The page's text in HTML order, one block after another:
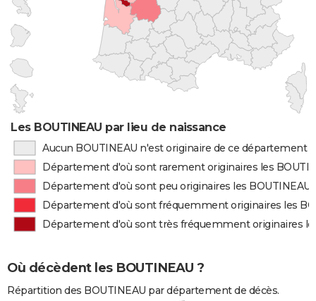
Les BOUTINEAU par lieu de naissance
Aucun BOUTINEAU n'est originaire de ce département
Département d'où sont rarement originaires les
Département d'où sont peu originaires les BOUTINEAU
Département d'où sont fréquemment originaires les
Département d'où sont très fréquemment originaires
Où décèdent les BOUTINEAU ?
Répartition des BOUTINEAU par département de décès.